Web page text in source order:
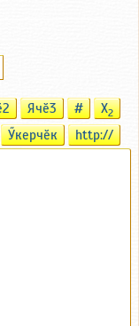
Ячӗ3 # X2
Ӳкерчӗк http://